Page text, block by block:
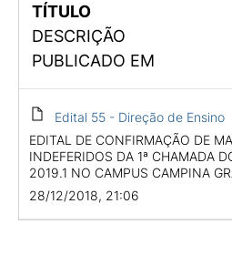
TÍTULO
DESCRIÇÃO
PUBLICADO EM
Edital 55 - Direção de Ensino
EDITAL DE CONFIRMAÇÃO DE
INDEFERIDOS DA 1ª CHAMADA
2019.1 NO CAMPUS CAMPINA
28/12/2018, 21:06